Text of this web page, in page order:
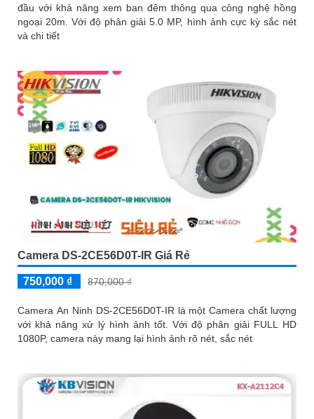
đầu với khả năng xem ban đêm thông qua công nghệ hồng
ngoại 20m. Với độ phân giải 5.0 MP, hình ảnh cực kỳ sắc nét
và chi tiết
Camera DS-2CE56D0T-IR Giá Rẻ
750,000 ₫ 870,000 ₫
Camera An Ninh DS-2CE56D0T-IR là một Camera chất lượng
với khả năng xử lý hình ảnh tốt. Với độ phân giải FULL HD
1080P, camera này mang lại hình ảnh rõ nét, sắc nét